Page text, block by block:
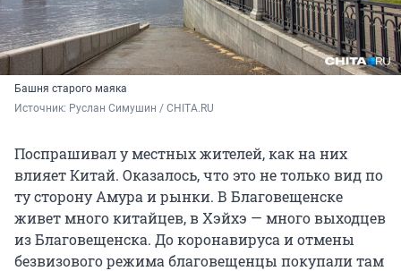
Башня старого маяка
Источник: Руслан Симушин / CHITA.RU
Поспрашивал у местных жителей, как на них
влияет Китай. Оказалось, что это не только вид по
ту сторону Амура и рынки. В Благовещенске
живет много китайцев, в Хэйхэ — много выходцев
из Благовещенска. До коронавируса и отмены
безвизового режима благовещенцы покупали там